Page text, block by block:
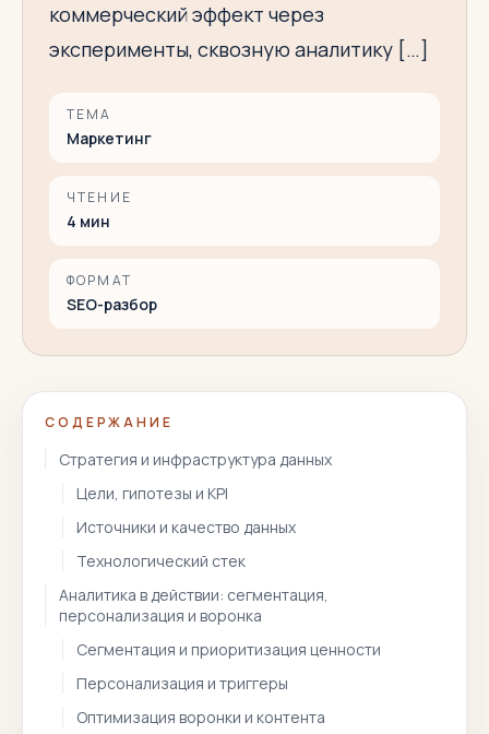
коммерческий эффект через
эксперименты, сквозную аналитику […]
ТЕМА
Маркетинг
ЧТЕНИЕ
4 мин
ФОРМАТ
SEO-разбор
СОДЕРЖАНИЕ
Стратегия и инфраструктура данных
Цели, гипотезы и KPI
Источники и качество данных
Технологический стек
Аналитика в действии: сегментация,
персонализация и воронка
Сегментация и приоритизация ценности
Персонализация и триггеры
Оптимизация воронки и контента